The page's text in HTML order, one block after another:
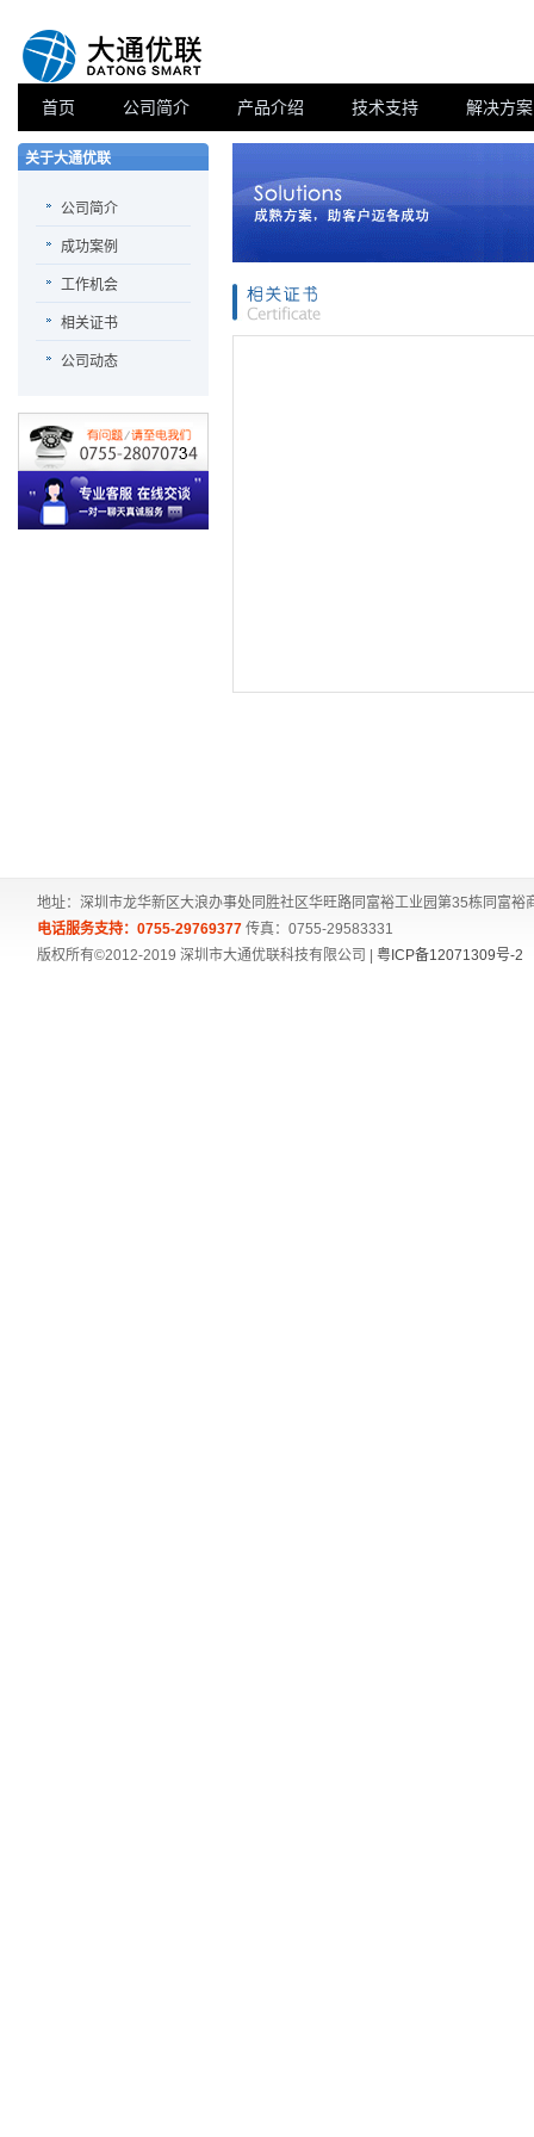
首页 公司简介 产品介绍 技术支持 解决方案
关于大通优联
公司简介
成功案例
工作机会
相关证书
公司动态
地址：深圳市龙华新区大浪办事处同胜社区华旺路同富裕工业园第35栋
电话服务支持：0755-29769377 传真：0755-29583331
版权所有©2012-2019 深圳市大通优联科技有限公司 | 粤ICP备12071309号-2